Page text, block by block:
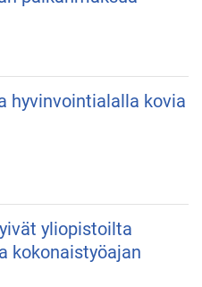
hyvinvointialalla kovia
yliopistoilta
kokonaistyöajan